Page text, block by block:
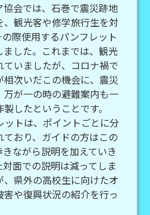
会では、石巻で震災跡地
観光客や修学旅行生を対
際使用するパンフレット
した。これまでは、観光
いましたが、コロナ禍で
次いだこの機会に、震災
が一の時の避難案内も一
したということです。
トは、ポイントごとに分
おり、ガイドの方はこの
ながら説明を加えていき
面での説明は減ってしま
県外の高校生に向けたオ
や復興状況の紹介を行っ